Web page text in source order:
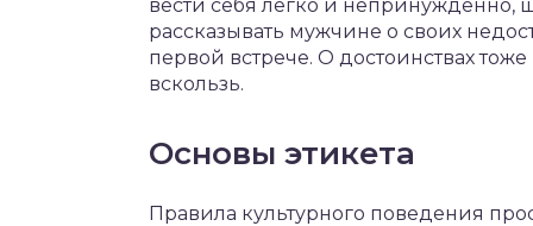
вести себя легко и непринужденно,
рассказывать мужчине о своих
первой встрече. О достоинствах
вскользь.
Основы этикета
Правила культурного поведения